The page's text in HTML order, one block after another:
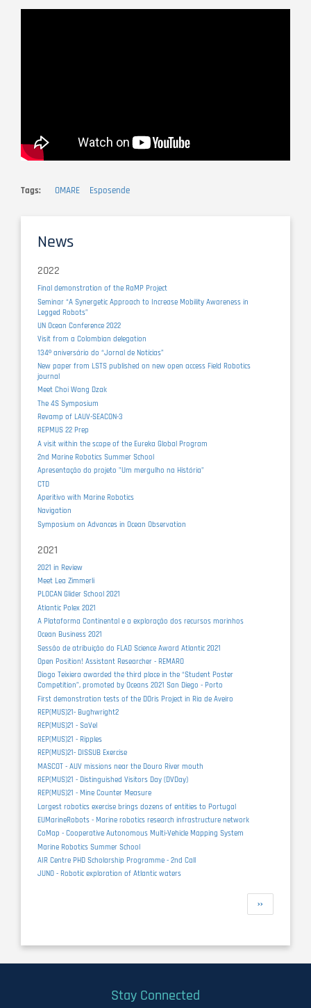
Tags OMARE Esposende
News
2022
Final demonstration of the RaMP Project
Seminar “A Synergetic Approach to Increase Mobility Awareness in
Legged Robots”
UN Ocean Conference 2022
Visit from a Colombian delegation
134º aniversário do “Jornal de Notícias”
New paper from LSTS published on new open access Field Robotics
journal
Meet Choi Wang Dzak
The 4S Symposium
Revamp of LAUV-SEACON-3
REPMUS 22 Prep
A visit within the scope of the Eureka Global Program
2nd Marine Robotics Summer School
Apresentação do projeto "Um mergulho na História"
CTD
Aperitivo with Marine Robotics
Navigation
Symposium on Advances in Ocean Observation
2021
2021 in Review
Meet Lea Zimmerli
PLOCAN Glider School 2021
Atlantic Polex 2021
A Plataforma Continental e a exploração dos recursos marinhos
Ocean Business 2021
Sessão de atribuição do FLAD Science Award Atlantic 2021
Open Position! Assistant Researcher - REMARO
Diogo Teixiera awarded the third place in the “Student Poster
Competition”, promoted by Oceans 2021 San Diego - Porto
First demonstration tests of the DOris Project in Ria de Aveiro
REP(MUS)21- Bughwright2
REP(MUS)21 - SaVel
REP(MUS)21 - Ripples
REP(MUS)21- DISSUB Exercise
MASCOT - AUV missions near the Douro River mouth
REP(MUS)21 - Distinguished Visitors Day (DVDay)
REP(MUS)21 - Mine Counter Measure
Largest robotics exercise brings dozens of entities to Portugal
EUMarineRobots - Marine robotics research infrastructure network
CoMap - Cooperative Autonomous Multi-Vehicle Mapping System
Marine Robotics Summer School
AIR Centre PHD Scholarship Programme - 2nd Call
JUNO - Robotic exploration of Atlantic waters
Next
page
››
Stay Connected